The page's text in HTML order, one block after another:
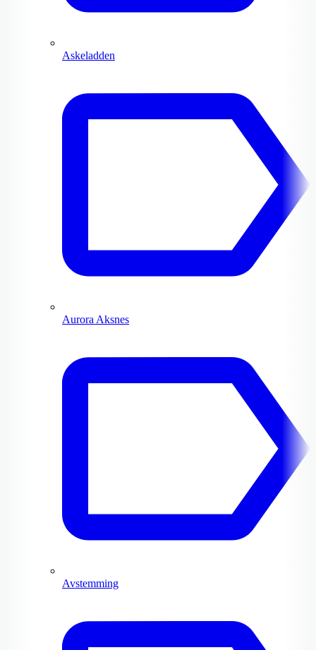
Askeladden
Aurora Aksnes
Avstemming